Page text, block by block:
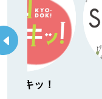
編集部